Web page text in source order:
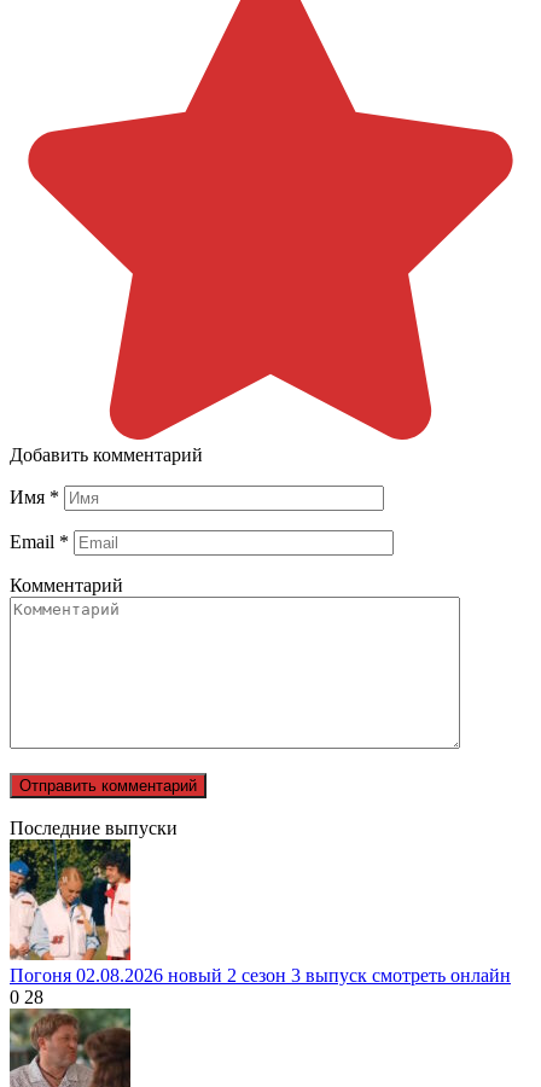
Добавить комментарий
Имя *
Email *
Комментарий
Последние выпуски
Погоня 02.08.2026 новый 2 сезон 3 выпуск смотреть онлайн
0 28